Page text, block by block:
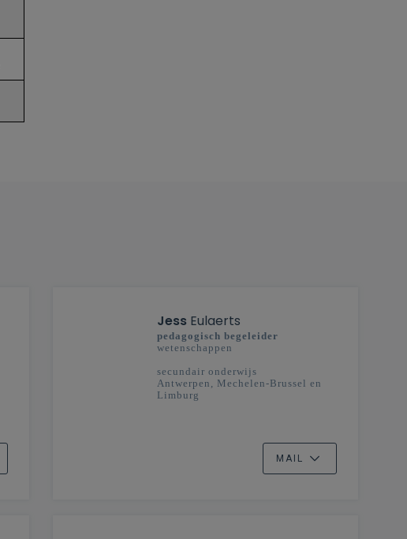
Jess Eulaerts
pedagogisch begeleider
wetenschappen
secundair onderwijs
Antwerpen, Mechelen-Brussel en
Limburg
MAIL